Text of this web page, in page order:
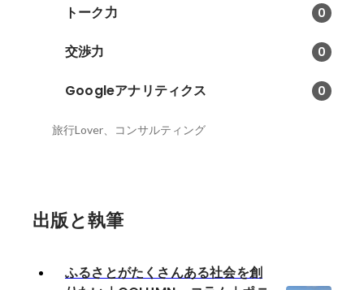
トーク力 0
交渉力 0
Googleアナリティクス 0
旅行Lover、コンサルティング
出版と執筆
ふるさとがたくさんある社会を創